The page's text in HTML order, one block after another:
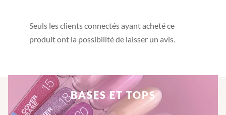
Seuls les clients connectés ayant acheté ce
produit ont la possibilité de laisser un avis.
BASES ET TOPS